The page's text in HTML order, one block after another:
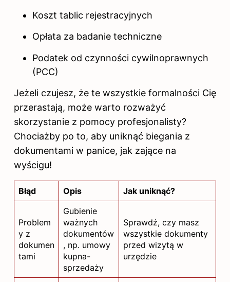
Koszt tablic rejestracyjnych
Opłata za badanie techniczne
Podatek od czynności cywilnoprawnych
(PCC)
Jeżeli czujesz, że te wszystkie formalności Cię
przerastają, może warto rozważyć
skorzystanie z pomocy profesjonalisty?
Chociażby po to, aby uniknąć biegania z
dokumentami w panice, jak zające na
wyścigu!
Błąd Opis Jak uniknąć?
Problem
y z
dokumen
tami
Gubienie
ważnych
dokumentów
, np. umowy
kupna-
sprzedaży
Sprawdź, czy masz
wszystkie dokumenty
przed wizytą w
urzędzie